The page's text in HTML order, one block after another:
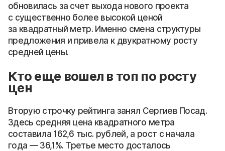
обновилась за счет выхода нового проекта
с существенно более высокой ценой
за квадратный метр. Именно смена структуры
предложения и привела к двукратному росту
средней цены.
Кто еще вошел в топ по росту
цен
Вторую строчку рейтинга занял Сергиев Посад.
Здесь средняя цена квадратного метра
составила 162,6 тыс. рублей, а рост с начала
года — 36,1%. Третье место досталось